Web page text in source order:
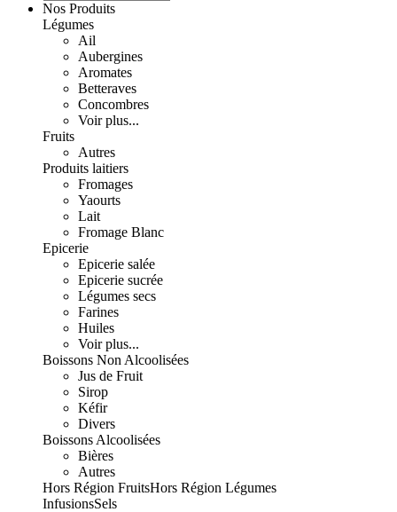
Nos Produits
Légumes
Ail
Aubergines
Aromates
Betteraves
Concombres
Voir plus...
Fruits
Autres
Produits laitiers
Fromages
Yaourts
Lait
Fromage Blanc
Epicerie
Epicerie salée
Epicerie sucrée
Légumes secs
Farines
Huiles
Voir plus...
Boissons Non Alcoolisées
Jus de Fruit
Sirop
Kéfir
Divers
Boissons Alcoolisées
Bières
Autres
Hors Région FruitsHors Région Légumes
InfusionsSels